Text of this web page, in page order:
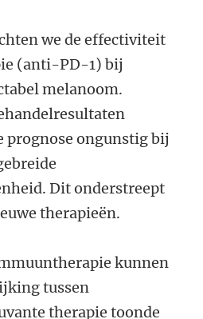
we de effectiviteit
(anti-PD-1) bij
melanoom.
prognose ongunstig bij
Dit onderstreept
therapieën.
kunnen
tussen
therapie toonde